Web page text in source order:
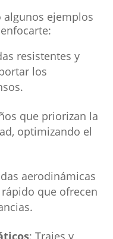
ejemplos
resistentes y
los
que priorizan la
optimizando el
aerodinámicas
que ofrecen
: Trajes y